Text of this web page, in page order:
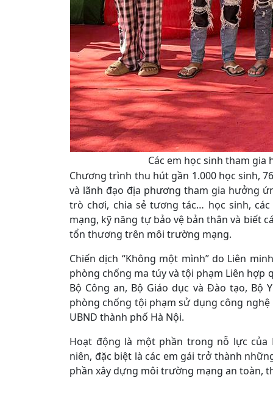
Các em học sinh tham
Chương trình thu hút gần 1.000 học sinh,
và lãnh đạo địa phương tham gia hưởng
trò chơi, chia sẻ tương tác… học sinh,
mạng, kỹ năng tự bảo vệ bản thân và biết
tổn thương trên môi trường mạng.
Chiến dịch “Không một mình” do Liên
phòng chống ma túy và tội phạm Liên hợp
Bộ Công an, Bộ Giáo dục và Đào tạo, Bộ
phòng chống tội phạm sử dụng công nghệ
UBND thành phố Hà Nội.
Hoạt động là một phần trong nỗ lực của
niên, đặc biệt là các em gái trở thành
phần xây dựng môi trường mạng an toàn,